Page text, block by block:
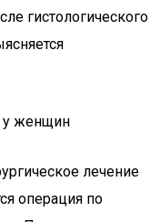
гистологического
у женщин
лечение
операция по